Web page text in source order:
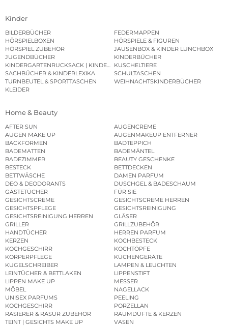
Kinder
BILDERBÜCHER
FEDERMAPPEN
HÖRSPIELBOXEN
HÖRSPIELE & FIGUREN
HÖRSPIEL ZUBEHÖR
JAUSENBOX & KINDER LUNCHBOX
JUGENDBÜCHER
KINDERBÜCHER
KINDERGARTENRUCKSACK | KINDERGARTENBEUTEL
KUSCHELTIERE
SACHBÜCHER & KINDERLEXIKA
SCHULTASCHEN
TURNBEUTEL & SPORTTASCHEN
WEIHNACHTSKINDERBÜCHER
KLEIDER
Home & Beauty
AFTER SUN
AUGENCREME
AUGEN MAKE UP
AUGENMAKEUP ENTFERNER
BACKFORMEN
BADTEPPICH
BADEMATTEN
BADEMÄNTEL
BADEZIMMER
BEAUTY GESCHENKE
BESTECK
BETTDECKEN
BETTWÄSCHE
DAMEN PARFUM
DEO & DEODORANTS
DUSCHGEL & BADESCHAUM
GÄSTETÜCHER
FÜR SIE
GESICHTSCREME
GESICHTSCREME HERREN
GESICHTSPFLEGE
GESICHTSREINIGUNG
GESICHTSREINIGUNG HERREN
GLÄSER
GRILLER
GRILLZUBEHÖR
HANDTÜCHER
HERREN PARFUM
KERZEN
KOCHBESTECK
KOCHGESCHIRR
KOCHTÖPFE
KÖRPERPFLEGE
KÜCHENGERÄTE
KUGELSCHREIBER
LAMPEN & LEUCHTEN
LEINTÜCHER & BETTLAKEN
LIPPENSTIFT
LIPPEN MAKE UP
MESSER
MÖBEL
NAGELLACK
UNISEX PARFUMS
PEELING
KOCHGESCHIRR
PORZELLAN
RASIERER & RASUR ZUBEHÖR
RAUMDÜFTE & KERZEN
TEINT | GESICHTS MAKE UP
VASEN